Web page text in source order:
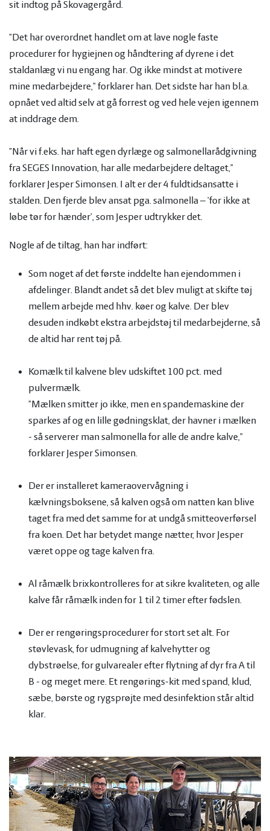
sit indtog på Skovagergård.
”Det har overordnet handlet om at lave nogle faste
procedurer for hygiejnen og håndtering af dyrene i det
staldanlæg vi nu engang har. Og ikke mindst at motivere
mine medarbejdere,” forklarer han. Det sidste har han bl.a.
opnået ved altid selv at gå forrest og ved hele vejen igennem
at inddrage dem.
”Når vi f.eks. har haft egen dyrlæge og salmonellarådgivning
fra SEGES Innovation, har alle medarbejdere deltaget,”
forklarer Jesper Simonsen. I alt er der 4 fuldtidsansatte i
stalden. Den fjerde blev ansat pga. salmonella – ’for ikke at
løbe tør for hænder’, som Jesper udtrykker det.
Nogle af de tiltag, han har indført:
Som noget af det første inddelte han ejendommen i
afdelinger. Blandt andet så det blev muligt at skifte tøj
mellem arbejde med hhv. køer og kalve. Der blev
desuden indkøbt ekstra arbejdstøj til medarbejderne, så
de altid har rent tøj på.
Komælk til kalvene blev udskiftet 100 pct. med
pulvermælk.
”Mælken smitter jo ikke, men en spandemaskine der
sparkes af og en lille gødningsklat, der havner i mælken
- så serverer man salmonella for alle de andre kalve,”
forklarer Jesper Simonsen.
Der er installeret kameraovervågning i
kælvningsboksene, så kalven også om natten kan blive
taget fra med det samme for at undgå smitteoverførsel
fra koen. Det har betydet mange nætter, hvor Jesper
været oppe og tage kalven fra.
Al råmælk brixkontrolleres for at sikre kvaliteten, og alle
kalve får råmælk inden for 1 til 2 timer efter fødslen.
Der er rengøringsprocedurer for stort set alt. For
støvlevask, for udmugning af kalvehytter og
dybstrøelse, for gulvarealer efter flytning af dyr fra A til
B - og meget mere. Et rengørings-kit med spand, klud,
sæbe, børste og rygsprøjte med desinfektion står altid
klar.